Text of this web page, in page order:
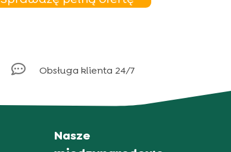
 Obsługa klienta 24/7
Nasze